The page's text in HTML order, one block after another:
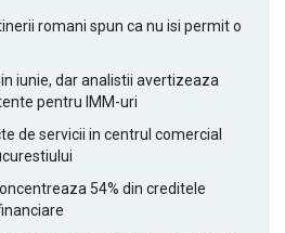
romani spun ca nu isi permit o
iunie, dar analistii avertizeaza
pentru IMM-uri
de servicii in centrul comercial
54% din creditele